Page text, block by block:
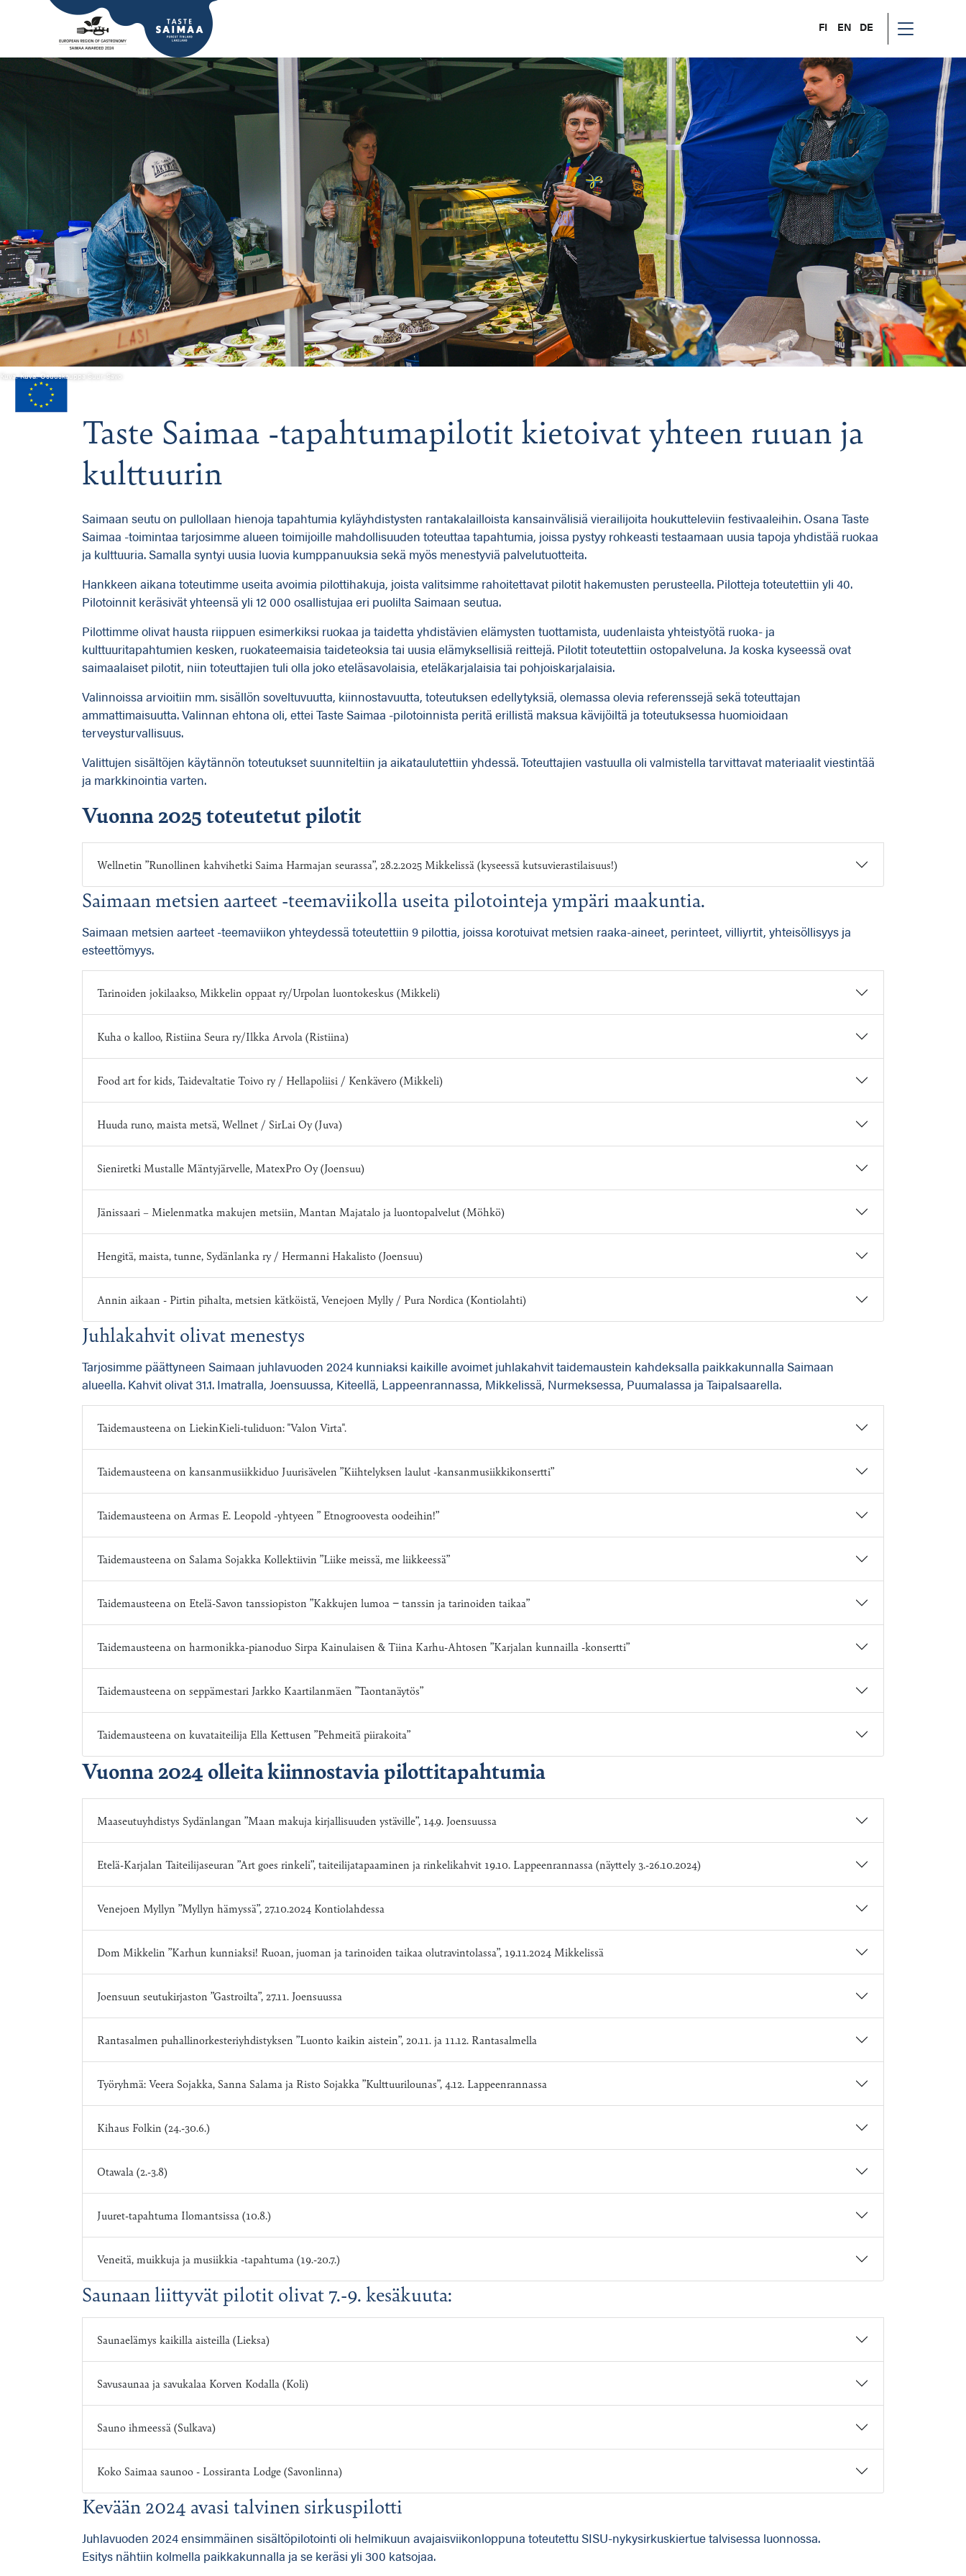
FI EN DE
Kuva: Kuva: Osuuskauppa Suur-Savo
Taste Saimaa -tapahtumapilotit kietoivat yhteen ruuan ja
kulttuurin
Saimaan seutu on pullollaan hienoja tapahtumia kyläyhdistysten rantakalailloista kansainvälisiä vierailijoita houkutteleviin festivaaleihin. Osana Taste
Saimaa -toimintaa tarjosimme alueen toimijoille mahdollisuuden toteuttaa tapahtumia, joissa pystyy rohkeasti testaamaan uusia tapoja yhdistää ruokaa
ja kulttuuria. Samalla syntyi uusia luovia kumppanuuksia sekä myös menestyviä palvelutuotteita.
Hankkeen aikana toteutimme useita avoimia pilottihakuja, joista valitsimme rahoitettavat pilotit hakemusten perusteella. Pilotteja toteutettiin yli 40.
Pilotoinnit keräsivät yhteensä yli 12 000 osallistujaa eri puolilta Saimaan seutua.
Pilottimme olivat hausta riippuen esimerkiksi ruokaa ja taidetta yhdistävien elämysten tuottamista, uudenlaista yhteistyötä ruoka- ja
kulttuuritapahtumien kesken, ruokateemaisia taideteoksia tai uusia elämyksellisiä reittejä. Pilotit toteutettiin ostopalveluna. Ja koska kyseessä ovat
saimaalaiset pilotit, niin toteuttajien tuli olla joko eteläsavolaisia, eteläkarjalaisia tai pohjoiskarjalaisia.
Valinnoissa arvioitiin mm. sisällön soveltuvuutta, kiinnostavuutta, toteutuksen edellytyksiä, olemassa olevia referenssejä sekä toteuttajan
ammattimaisuutta. Valinnan ehtona oli, ettei Taste Saimaa -pilotoinnista peritä erillistä maksua kävijöiltä ja toteutuksessa huomioidaan
terveysturvallisuus.
Valittujen sisältöjen käytännön toteutukset suunniteltiin ja aikataulutettiin yhdessä. Toteuttajien vastuulla oli valmistella tarvittavat materiaalit viestintää
ja markkinointia varten.
Vuonna 2025 toteutetut pilotit
Wellnetin ”Runollinen kahvihetki Saima Harmajan seurassa”, 28.2.2025 Mikkelissä (kyseessä kutsuvierastilaisuus!)
Saimaan metsien aarteet -teemaviikolla useita pilotointeja ympäri maakuntia.
Saimaan metsien aarteet -teemaviikon yhteydessä toteutettiin 9 pilottia, joissa korotuivat metsien raaka-aineet, perinteet, villiyrtit, yhteisöllisyys ja
esteettömyys.
Tarinoiden jokilaakso, Mikkelin oppaat ry/Urpolan luontokeskus (Mikkeli)
Kuha o kalloo, Ristiina Seura ry/Ilkka Arvola (Ristiina)
Food art for kids, Taidevaltatie Toivo ry / Hellapoliisi / Kenkävero (Mikkeli)
Huuda runo, maista metsä, Wellnet / SirLai Oy (Juva)
Sieniretki Mustalle Mäntyjärvelle, MatexPro Oy (Joensuu)
Jänissaari – Mielenmatka makujen metsiin, Mantan Majatalo ja luontopalvelut (Möhkö)
Hengitä, maista, tunne, Sydänlanka ry / Hermanni Hakalisto (Joensuu)
Annin aikaan - Pirtin pihalta, metsien kätköistä, Venejoen Mylly / Pura Nordica (Kontiolahti)
Juhlakahvit olivat menestys
Tarjosimme päättyneen Saimaan juhlavuoden 2024 kunniaksi kaikille avoimet juhlakahvit taidemaustein kahdeksalla paikkakunnalla Saimaan
alueella. Kahvit olivat 31.1. Imatralla, Joensuussa, Kiteellä, Lappeenrannassa, Mikkelissä, Nurmeksessa, Puumalassa ja Taipalsaarella.
Taidemausteena on LiekinKieli-tuliduon: "Valon Virta".
Taidemausteena on kansanmusiikkiduo Juurisävelen ”Kiihtelyksen laulut -kansanmusiikkikonsertti”
Taidemausteena on Armas E. Leopold -yhtyeen ” Etnogroovesta oodeihin!”
Taidemausteena on Salama Sojakka Kollektiivin ”Liike meissä, me liikkeessä”
Taidemausteena on Etelä-Savon tanssiopiston ”Kakkujen lumoa − tanssin ja tarinoiden taikaa”
Taidemausteena on harmonikka-pianoduo Sirpa Kainulaisen & Tiina Karhu-Ahtosen ”Karjalan kunnailla -konsertti”
Taidemausteena on seppämestari Jarkko Kaartilanmäen ”Taontanäytös”
Taidemausteena on kuvataiteilija Ella Kettusen ”Pehmeitä piirakoita”
Vuonna 2024 olleita kiinnostavia pilottitapahtumia
Maaseutuyhdistys Sydänlangan ”Maan makuja kirjallisuuden ystäville”, 14.9. Joensuussa
Etelä-Karjalan Taiteilijaseuran ”Art goes rinkeli”, taiteilijatapaaminen ja rinkelikahvit 19.10. Lappeenrannassa (näyttely 3.-26.10.2024)
Venejoen Myllyn ”Myllyn hämyssä”, 27.10.2024 Kontiolahdessa
Dom Mikkelin ”Karhun kunniaksi! Ruoan, juoman ja tarinoiden taikaa olutravintolassa”, 19.11.2024 Mikkelissä
Joensuun seutukirjaston ”Gastroilta”, 27.11. Joensuussa
Rantasalmen puhallinorkesteriyhdistyksen ”Luonto kaikin aistein”, 20.11. ja 11.12. Rantasalmella
Työryhmä: Veera Sojakka, Sanna Salama ja Risto Sojakka ”Kulttuurilounas”, 4.12. Lappeenrannassa
Kihaus Folkin (24.-30.6.)
Otawala (2.-3.8)
Juuret-tapahtuma Ilomantsissa (10.8.)
Veneitä, muikkuja ja musiikkia -tapahtuma (19.-20.7.)
Saunaan liittyvät pilotit olivat 7.-9. kesäkuuta:
Saunaelämys kaikilla aisteilla (Lieksa)
Savusaunaa ja savukalaa Korven Kodalla (Koli)
Sauno ihmeessä (Sulkava)
Koko Saimaa saunoo - Lossiranta Lodge (Savonlinna)
Kevään 2024 avasi talvinen sirkuspilotti
Juhlavuoden 2024 ensimmäinen sisältöpilotointi oli helmikuun avajaisviikonloppuna toteutettu SISU-nykysirkuskiertue talvisessa luonnossa.
Esitys nähtiin kolmella paikkakunnalla ja se keräsi yli 300 katsojaa.​​